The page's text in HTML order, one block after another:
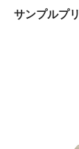
サンプルプ